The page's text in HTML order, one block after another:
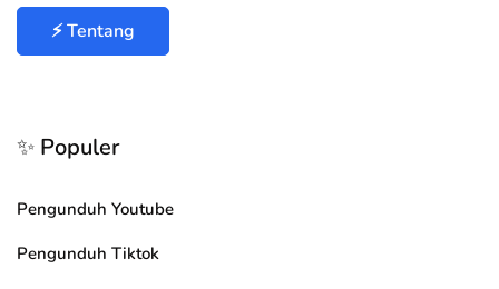
⚡ Tentang
✨ Populer
Pengunduh Youtube
Pengunduh Tiktok